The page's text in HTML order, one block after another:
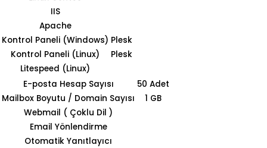
IIS
Apache
Kontrol Paneli (Windows) Plesk
Kontrol Paneli (Linux)
Plesk
Litespeed (Linux)
E-posta Hesap Sayısı
50 Adet
Mailbox Boyutu / Domain Sayısı
1 GB
Webmail ( Çoklu Dil )
Email Yönlendirme
Otomatik Yanıtlayıcı